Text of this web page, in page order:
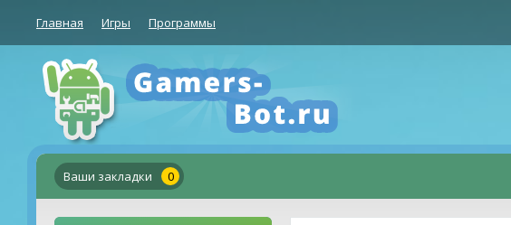
Главная Игры Программы
Ваши закладки 0